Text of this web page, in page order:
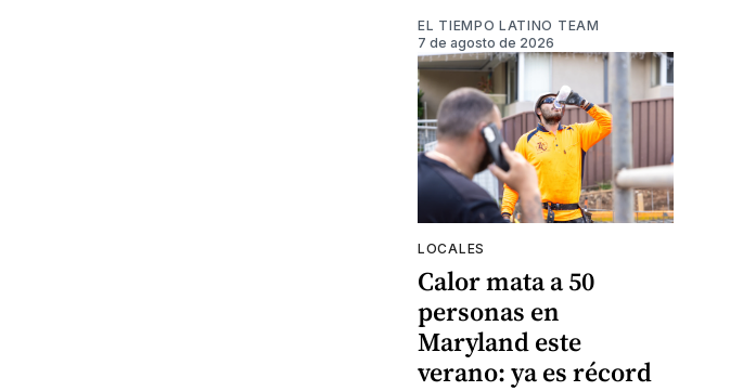
EL TIEMPO LATINO TEAM
7 de agosto de 2026
LOCALES
Calor mata a 50
personas en
Maryland este
verano: ya es récord